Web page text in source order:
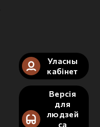
Уласны
кабінет
Версія
для
людзей
са